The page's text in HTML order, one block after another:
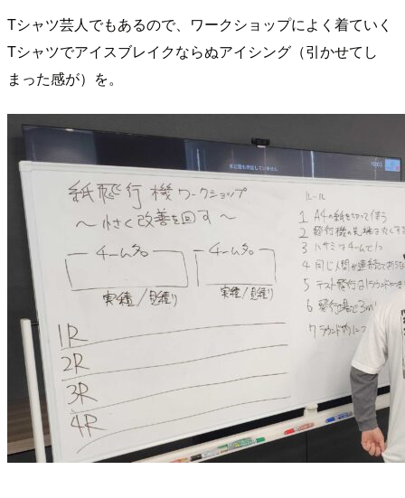
Tシャツ芸人でもあるので、ワークショップによく着ていく
Tシャツでアイスブレイクならぬアイシング（引かせてし
まった感が）を。